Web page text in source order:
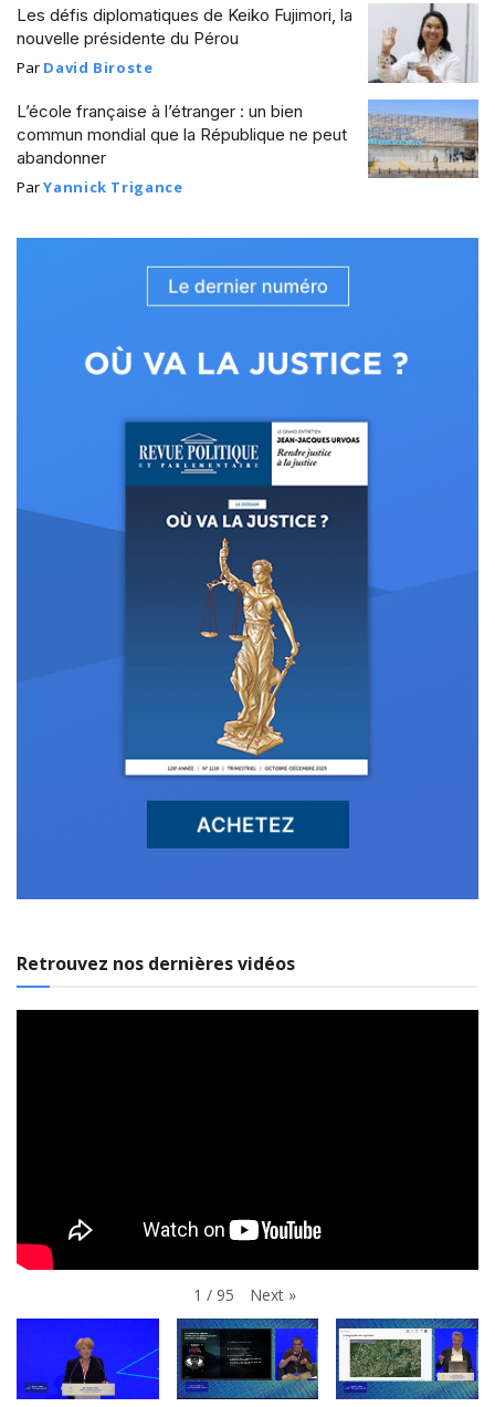
Les défis diplomatiques de Keiko Fujimori, la
nouvelle présidente du Pérou
Par David Biroste
L’école française à l’étranger : un bien
commun mondial que la République ne peut
abandonner
ParYannick Trigance
Retrouvez nos dernières vidéos
1 / 95 Next »